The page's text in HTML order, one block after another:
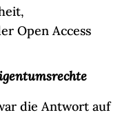
Open Access
die Antwort auf